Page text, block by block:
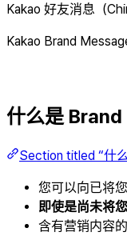
Kakao 好友消息（
Kakao Brand
什么是
Section titled “什
您可以向已将
即使是尚未将
含有营销内容的